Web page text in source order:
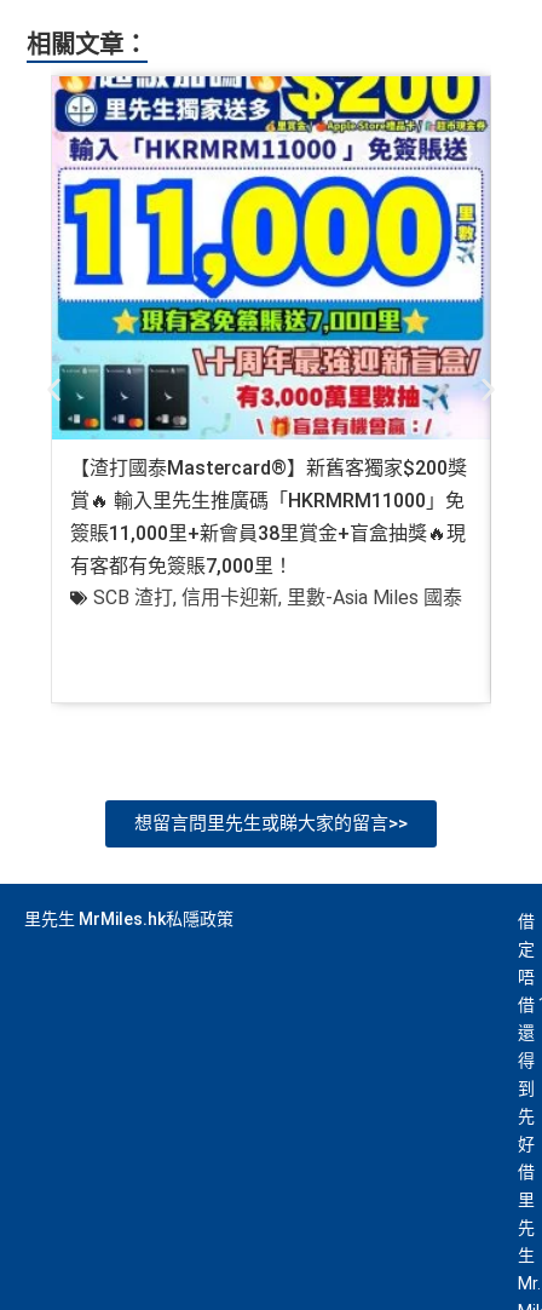
相關文章：
【渣打國泰Mastercard®】新舊客獨家$200獎
賞🔥 輸入里先生推廣碼「HKRMRM11000」免
簽賬11,000里+新會員38里賞金+盲盒抽獎🔥現
有客都有免簽賬7,000里！
SCB 渣打,信用卡迎新, 里數-Asia Miles 國泰
想留言問里先生或睇大家的留言>>
里先生 MrMiles.hk私隱政策
借
定
唔
借
還
得
到
先
好
借
里
先
生
Mr.